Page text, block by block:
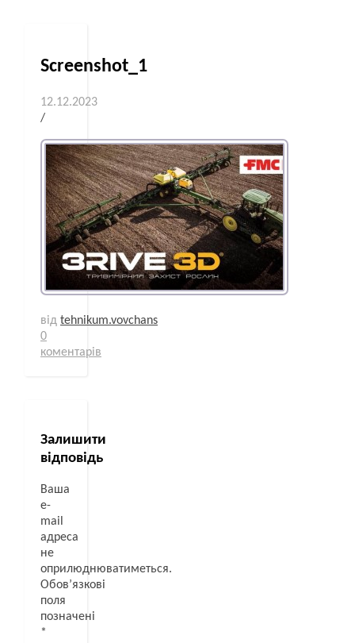
Screenshot_1
12.12.2023
/
від tehnikum.vovchans
0
коментарів
Залишити
відповідь
Ваша
e-
mail
адреса
не
оприлюднюватиметься.
Обов’язкові
поля
позначені
*